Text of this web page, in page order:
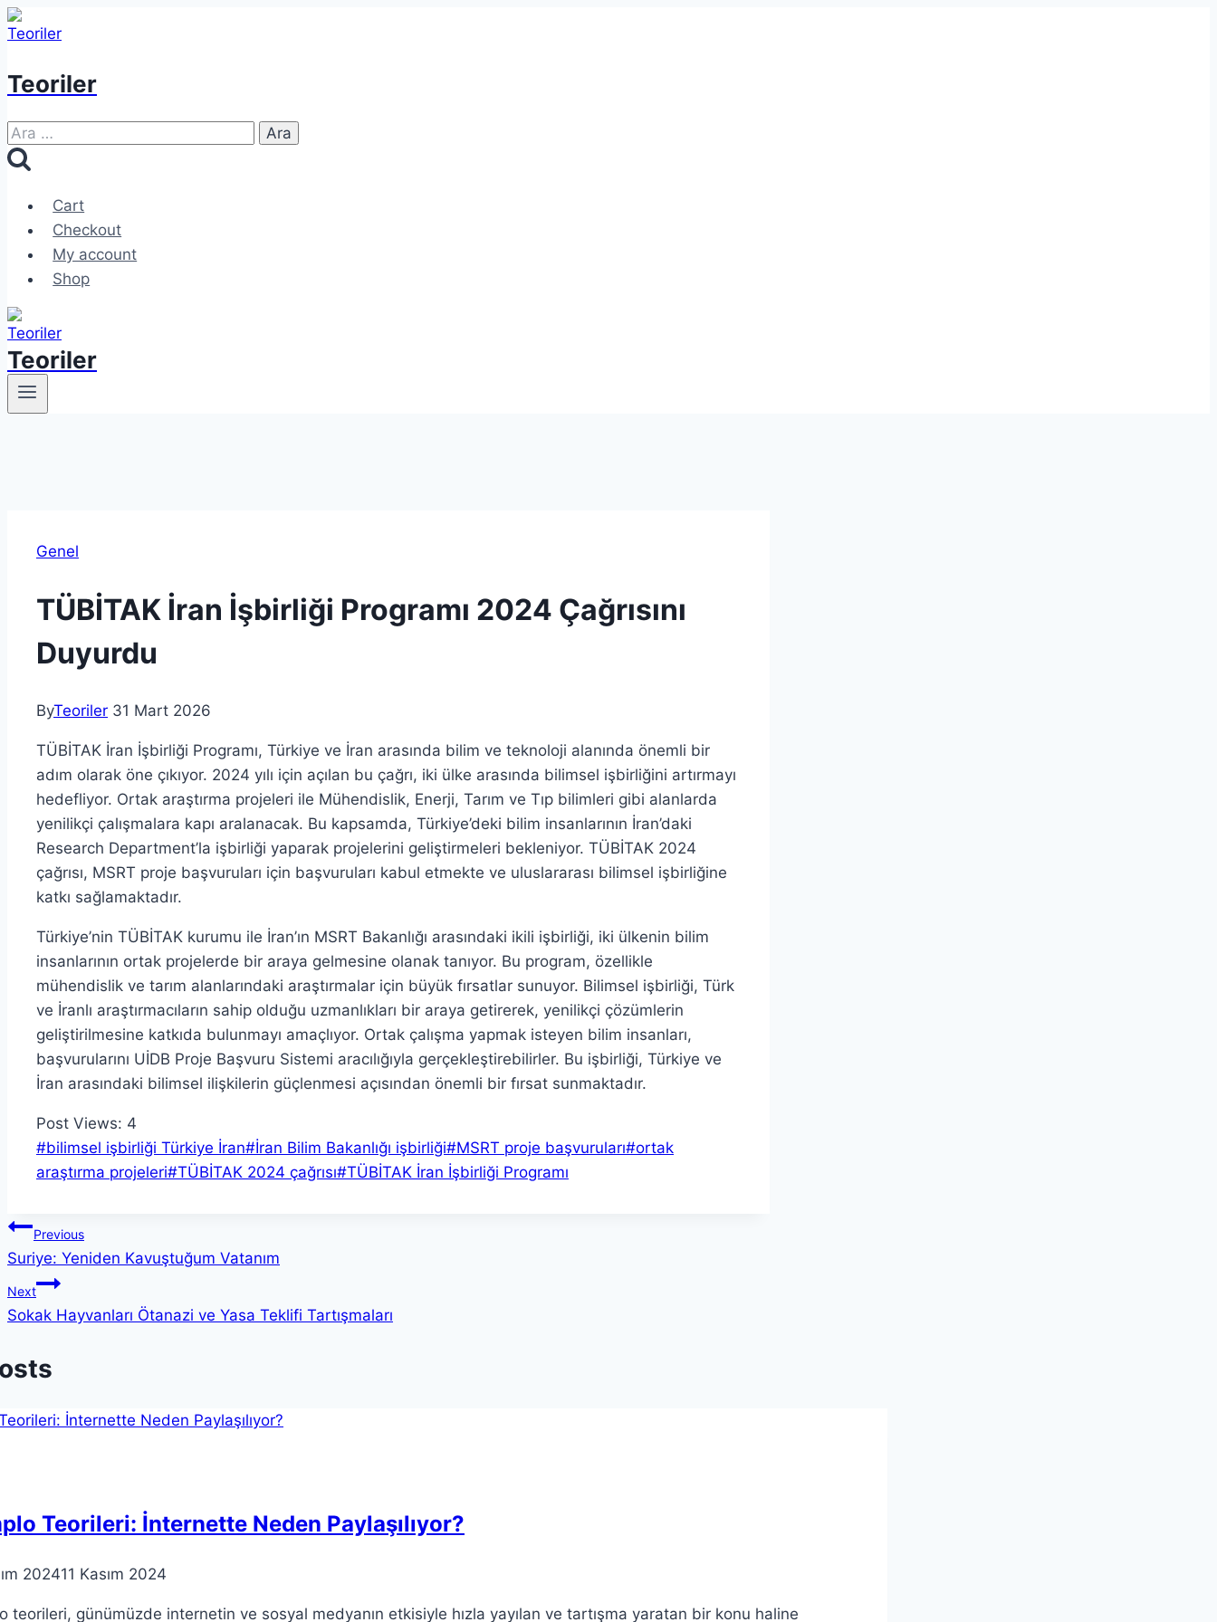
Skip
to
Teoriler
Arama:
Cart
Checkout
My account
Shop
Teoriler
Genel
TÜBİTAK İran İşbirliği Programı 2024 Çağrısını
Duyurdu
ByTeoriler 31 Mart 2026
TÜBİTAK İran İşbirliği Programı, Türkiye ve İran arasında bilim ve teknoloji alanında önemli bir
adım olarak öne çıkıyor. 2024 yılı için açılan bu çağrı, iki ülke arasında bilimsel işbirliğini artırmayı
hedefliyor. Ortak araştırma projeleri ile Mühendislik, Enerji, Tarım ve Tıp bilimleri gibi alanlarda
yenilikçi çalışmalara kapı aralanacak. Bu kapsamda, Türkiye’deki bilim insanlarının İran’daki
Research Department’la işbirliği yaparak projelerini geliştirmeleri bekleniyor. TÜBİTAK 2024
çağrısı, MSRT proje başvuruları için başvuruları kabul etmekte ve uluslararası bilimsel işbirliğine
katkı sağlamaktadır.
Türkiye’nin TÜBİTAK kurumu ile İran’ın MSRT Bakanlığı arasındaki ikili işbirliği, iki ülkenin bilim
insanlarının ortak projelerde bir araya gelmesine olanak tanıyor. Bu program, özellikle
mühendislik ve tarım alanlarındaki araştırmalar için büyük fırsatlar sunuyor. Bilimsel işbirliği, Türk
ve İranlı araştırmacıların sahip olduğu uzmanlıkları bir araya getirerek, yenilikçi çözümlerin
geliştirilmesine katkıda bulunmayı amaçlıyor. Ortak çalışma yapmak isteyen bilim insanları,
başvurularını UİDB Proje Başvuru Sistemi aracılığıyla gerçekleştirebilirler. Bu işbirliği, Türkiye ve
İran arasındaki bilimsel ilişkilerin güçlenmesi açısından önemli bir fırsat sunmaktadır.
Post Views: 4
Post
Tags:
#bilimsel işbirliği Türkiye İran#İran Bilim Bakanlığı işbirliği#MSRT proje başvuruları#ortak
araştırma projeleri#TÜBİTAK 2024 çağrısı#TÜBİTAK İran İşbirliği Programı
Yazı
gezinmesi
Previous
Suriye: Yeniden Kavuştuğum Vatanım
Next
Sokak Hayvanları Ötanazi ve Yasa Teklifi Tartışmaları
Teorileri: İnternette Neden Paylaşılıyor?
202411 Kasım 2024
teorileri, günümüzde internetin ve sosyal medyanın etkisiyle hızla yayılan ve tartışma yaratan bir konu haline